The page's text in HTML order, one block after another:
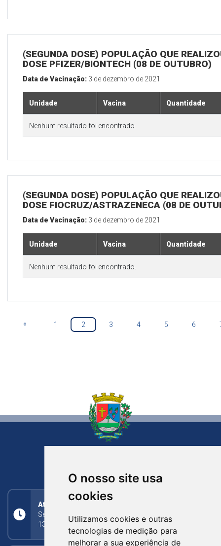
O nosso site usa
cookies
Utilizamos cookies e outras
tecnologias de medição para
melhorar a sua experiência de
(SEGUNDA DOSE) POPULAÇÃO QUE
DOSE PFIZER/BIONTECH (08 DE OUTUBRO)
Data de Vacinação: 3 de dezembro de 2021
Unidade Vacina Quantidade
Nenhum resultado foi encontrado.
(SEGUNDA DOSE) POPULAÇÃO QUE
DOSE FIOCRUZ/ASTRAZENECA (08 DE
Data de Vacinação: 3 de dezembro de 2021
Unidade Vacina Quantidade
Nenhum resultado foi encontrado.
« 1 2 3 4 5 6
Atendimento
Segunda a Sexta: 8h às 11h30min (manhã);
13h30min às 17h (tarde)